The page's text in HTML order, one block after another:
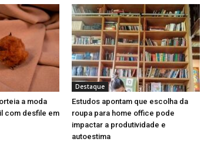
a moda
com desfile em
Destaque
Estudos apontam que escolha da
roupa para home office pode
impactar a produtividade e
autoestima